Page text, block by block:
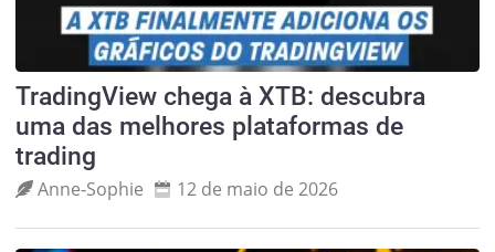
TradingView chega à XTB: descubra
uma das melhores plataformas de
trading
Anne‑Sophie 12 de maio de 2026